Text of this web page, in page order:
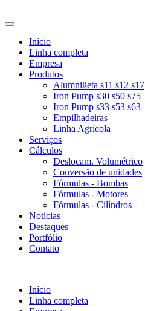
Início
Linha completa
Empresa
Produtos
Alumnißeta s11 s12 s17
Iron Pump s30 s50 s75
Iron Pump s33 s53 s63
Empilhadeiras
Linha Agrícola
Serviços
Cálculos
Deslocam. Volumétrico
Conversão de unidades
Fórmulas - Bombas
Fórmulas - Motores
Fórmulas - Cilíndros
Notícias
Destaques
Portfólio
Contato
Início
Linha completa